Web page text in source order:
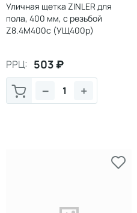
Уличная щетка ZINLER для
пола, 400 мм, с резьбой
Z8.4M400c (УЩ400р)
РРЦ: 503₽
+
−